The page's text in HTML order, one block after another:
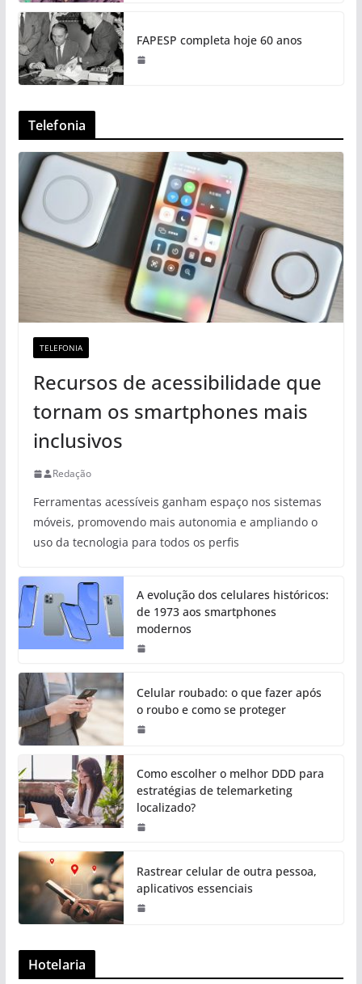
FAPESP completa hoje 60 anos
Telefonia
TELEFONIA
Recursos de acessibilidade que
tornam os smartphones mais
inclusivos
Redação
Ferramentas acessíveis ganham espaço nos sistemas
móveis, promovendo mais autonomia e ampliando o
uso da tecnologia para todos os perfis
A evolução dos celulares históricos:
de 1973 aos smartphones
modernos
Celular roubado: o que fazer após
o roubo e como se proteger
Como escolher o melhor DDD para
estratégias de telemarketing
localizado?
Rastrear celular de outra pessoa,
aplicativos essenciais
Hotelaria